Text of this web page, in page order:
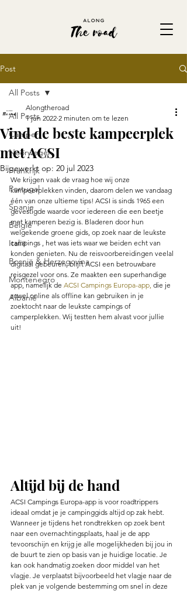
Post
All Posts
Camper
Noorwegen
Frankrijk
Portugal
Spanje
België
Italië
Bosnië & Herzegovina
Montenegro
Albanië
All Posts
Vind de beste kampeerplek
met ACSI
Alongtheroad
1 jun 2022 2 minuten om te lezen
Bijgewerkt op: 20 jul 2023
We krijgen vaak de vraag hoe wij onze
kampeerplekken vinden, daarom delen we vandaag
één van onze ultieme tips! ACSI is sinds 1965 een
gevestigde waarde voor iedereen die een beetje
met kamperen bezig is. Bladeren door hun
welgekende groene gids, op zoek naar de leukste
campings , het was iets waar we beiden echt van
konden genieten. Nu de reisvoorbereidingen veelal
digitaal gebeuren, blijft ACSI een betrouwbare
reisgezel voor ons. Ze maakten een superhandige
app, namelijk de ACSI Campings Europa-app, die je
zowel online als offline kan gebruiken in je
zoektocht naar de leukste campings of
camperplekken. Wij testten hem alvast voor jullie
uit!
Altijd bij de hand
ACSI Campings Europa-app is voor roadtrippers
ideaal omdat je je campinggids altijd op zak hebt.
Wanneer je tijdens het rondtrekken op zoek bent
naar een overnachtingsplaats, haal je de app
tevoorschijn en krijg je alle mogelijkheden bij jou in
de buurt te zien op basis van je huidige locatie. Je
kan ook handmatig zoeken door middel van het
vlagje. Je verplaatst bijvoorbeeld het vlagje naar de
plek van je volgende bestemming om snel in deze